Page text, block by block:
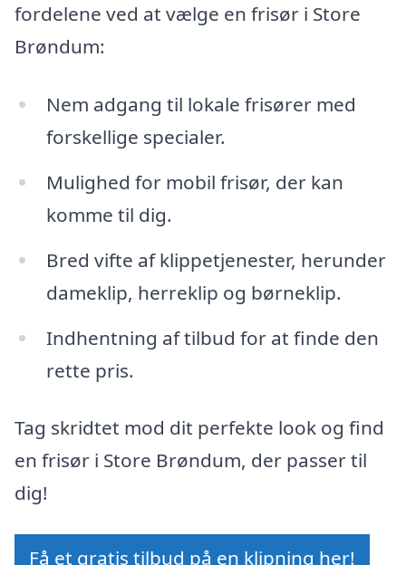
fordelene ved at vælge en frisør i Store
Brøndum:
Nem adgang til lokale frisører med
forskellige specialer.
Mulighed for mobil frisør, der kan
komme til dig.
Bred vifte af klippetjenester, herunder
dameklip, herreklip og børneklip.
Indhentning af tilbud for at finde den
rette pris.
Tag skridtet mod dit perfekte look og find
en frisør i Store Brøndum, der passer til
dig!
Få et gratis tilbud på en klipning her!